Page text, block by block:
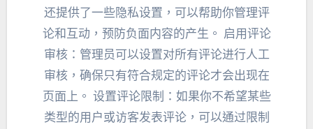
还提供了一些隐私设置 ， 可以帮助你管理评
论和互动 ， 预防负面内容的产生 。 启用评论
审核： 管理员可以设置对所有评论进行人工
审核， 确保只有符合规定的评论才会出现在
页面上 。 设置评论限制 ： 如果你不希望某些
类型的用户或访客发表评论， 可以通过限制